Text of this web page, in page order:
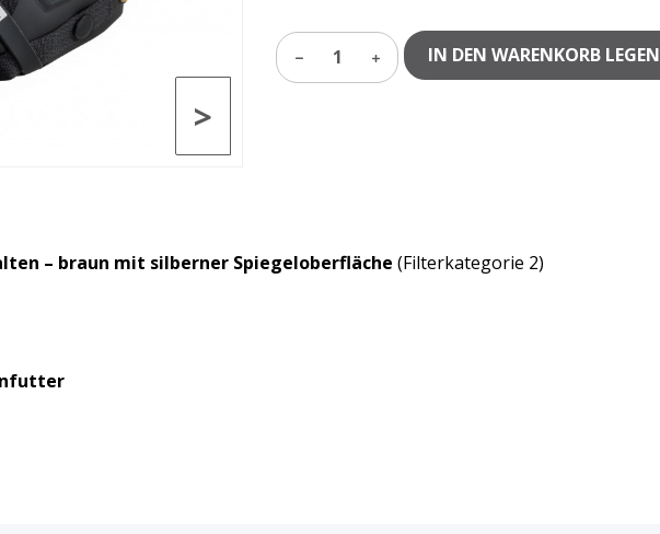
>
1 IN DEN WARENKORB LEGEN
– braun mit silberner Spiegeloberfläche (Filterkategorie 2)